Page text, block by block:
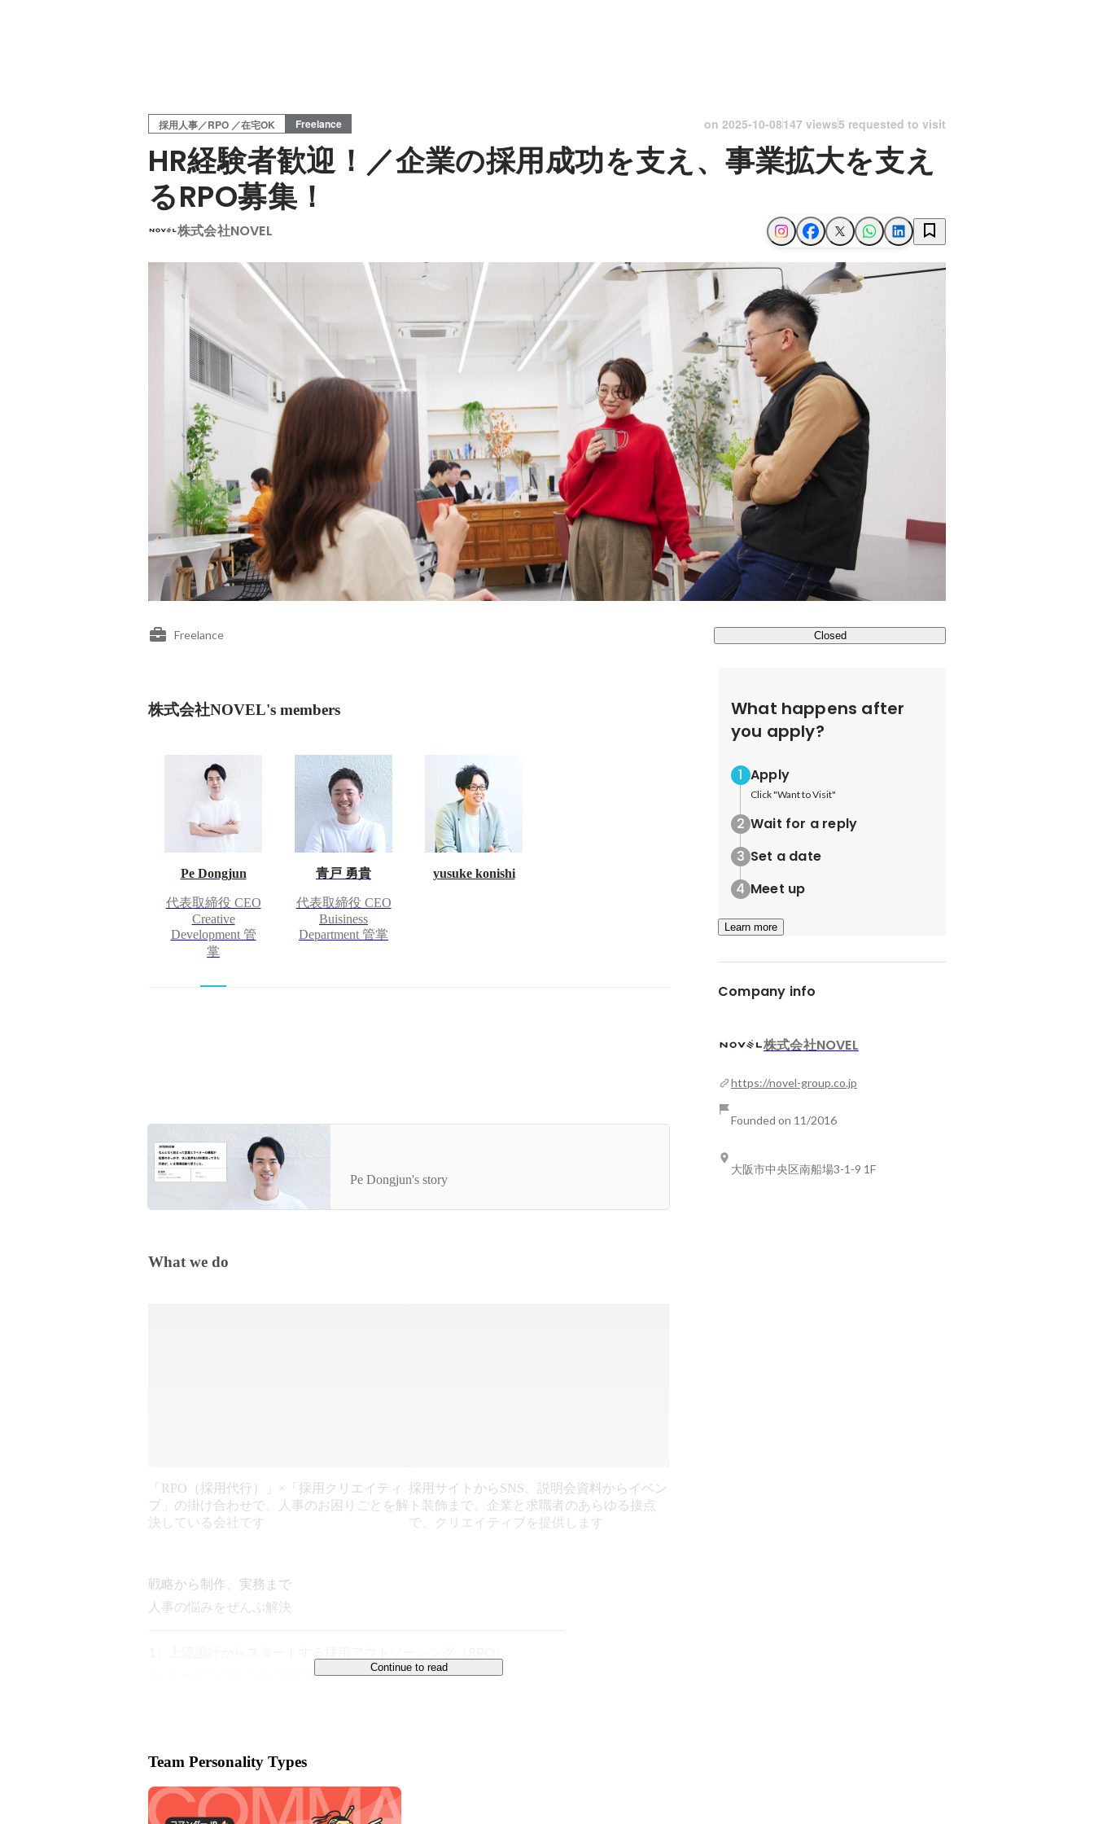
採用人事／RPO ／在宅OK Freelance on 2025-10-08147 views5 requested to visit
HR経験者歓迎！／企業の採用成功を支え、事業拡大を支え
るRPO募集！
株式会社NOVEL
Freelance Closed
株式会社NOVEL's members
Pe Dongjun
代表取締役 CEO
Creative
Development 管
掌
青戸 勇貴
代表取締役 CEO
Buisiness
Department 管掌
yusuke konishi
を聞いてみた
Pe Dongjun's story
What we do
「RPO（採用代行）」×「採用クリエイティ
ブ」の掛け合わせで、人事のお困りごとを解
決している会社です
採用サイトからSNS、説明会資料からイベン
ト装飾まで。企業と求職者のあらゆる接点
で、クリエイティブを提供します
戦略から制作、実務まで
人事の悩みをぜんぶ解決
2）ドーピングしない採用クリエイティブ
採用市場の構造、求職者の心理、媒体の特性、選考プロセスの流れ——。採用の文脈を立
体的に捉えたうえで、クライアントが本当に求められる支援を提供しています。
Continue to read
Team Personality Types
What happens after
you apply?
Apply
Click "Want to Visit"
Wait for a reply
Set a date
Meet up
Learn more
Company info
株式会社NOVEL
https://novel-group.co.jp
Founded on 11/2016
大阪市中央区南船場3-1-9 1F